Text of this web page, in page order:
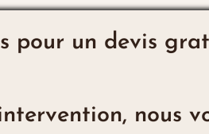
pour un devis
nous